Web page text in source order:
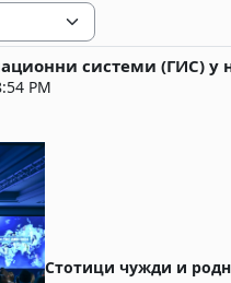
системи (ГИС) у
PM
Стотици чужди и